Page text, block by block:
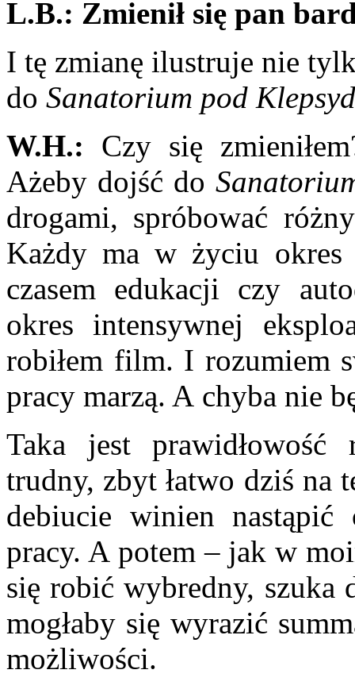
L.B.: Zmienił się pan
I tę zmianę ilustruje nie
do Sanatorium pod
W.H.: Czy się
Ażeby dojść do
dro­gami, spróbować
Każdy ma w życiu okres
czasem edukacji czy
okres in­tensywnej
robiłem film. I rozumiem
pracy marzą. A chyba nie
Taka jest
trudny, zbyt łatwo dziś na
debiucie wi­nien
pracy. A potem – jak w
się robić wybredny, szuka
mogłaby się wyrazić
możliwości.